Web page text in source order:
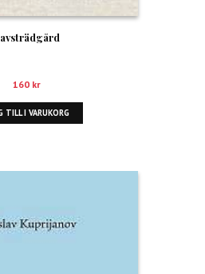
160 kr
TILL I VARUKORG